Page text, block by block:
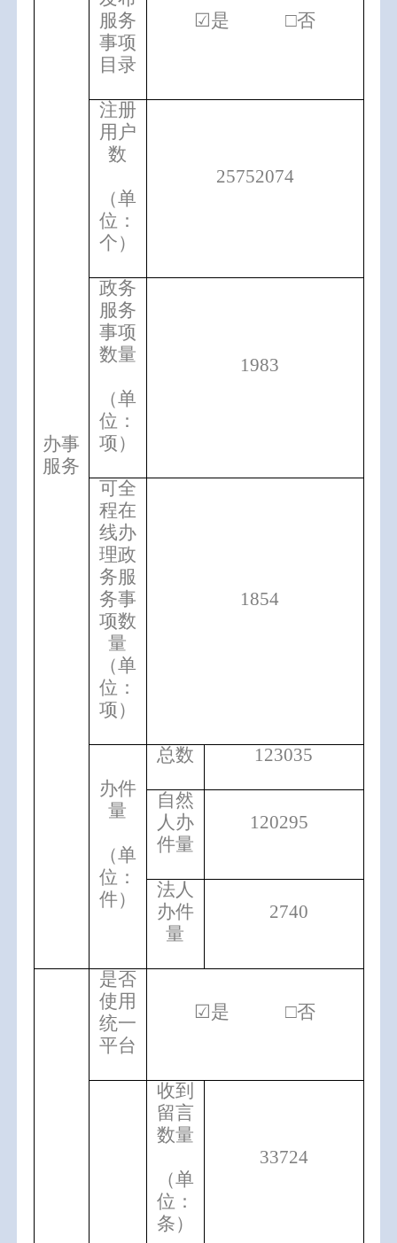
办事
服务
服务
事项
目录
☑是 □否
注册
用户
数
（单
位：
个）
25752074
政务
服务
事项
数量
（单
位：
项）
1983
可全
程在
线办
理政
务服
务事
项数
量
（单
位：
项）
1854
办件
量
（单
位：
件）
总数 123035
自然
人办
件量
120295
法人
办件
量
2740
是否
使用
统一
平台
☑是 □否
收到
留言
数量
（单
位：
条）
33724